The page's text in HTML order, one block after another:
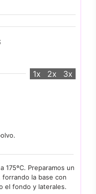
1x 2x 3x
175ºC. Preparamos un
la base con
el fondo y laterales.